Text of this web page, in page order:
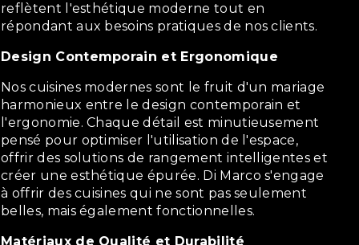
reflètent l'esthétique moderne tout en
répondant aux besoins pratiques de nos clients.
Design Contemporain et Ergonomique
Nos cuisines modernes sont le fruit d'un mariage
harmonieux entre le design contemporain et
l'ergonomie. Chaque détail est minutieusement
pensé pour optimiser l'utilisation de l'espace,
offrir des solutions de rangement intelligentes et
créer une esthétique épurée. Di Marco s'engage
à offrir des cuisines qui ne sont pas seulement
belles, mais également fonctionnelles.
Matériaux de Qualité et Durabilité